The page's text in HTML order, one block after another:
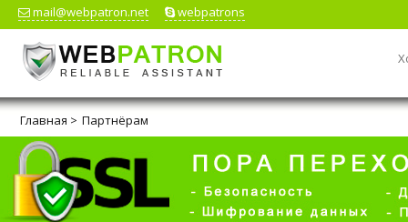
mail@webpatron.net webpatrons
Главная > Партнёрам